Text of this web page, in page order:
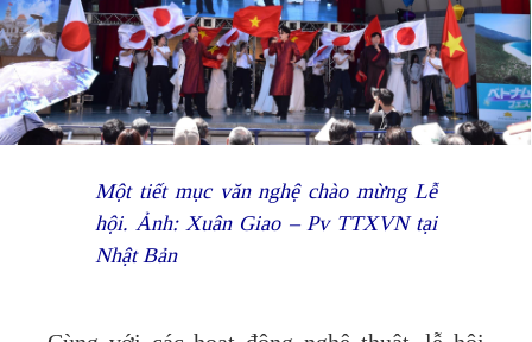
Một tiết mục văn nghệ chào mừng Lễ
hội. Ảnh: Xuân Giao – Pv TTXVN tại
Nhật Bản